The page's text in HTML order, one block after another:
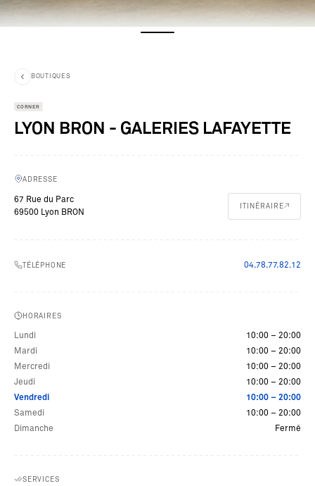
BOUTIQUES
CORNER
LYON BRON - GALERIES LAFAYETTE
ADRESSE
67 Rue du Parc
69500 Lyon BRON
ITINÉRAIRE
TÉLÉPHONE 04.78.77.82.12
HORAIRES
Lundi
10:00 – 20:00
Mardi
10:00 – 20:00
Mercredi
10:00 – 20:00
Jeudi
10:00 – 20:00
Vendredi
10:00 – 20:00
Samedi
10:00 – 20:00
Dimanche
Fermé
SERVICES